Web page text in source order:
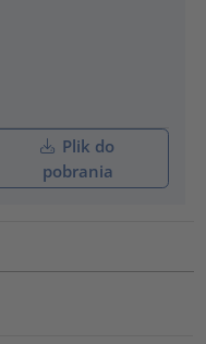
Plik do
pobrania